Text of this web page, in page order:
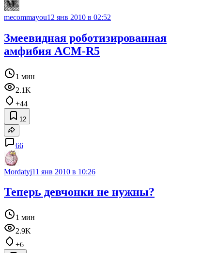
mecommayou12 янв 2010 в 02:52
Змеевидная роботизированная
амфибия ACM-R5
1 мин
2.1K
+44
12
66
Mordatyj11 янв 2010 в 10:26
Теперь девчонки не нужны?
1 мин
2.9K
+6